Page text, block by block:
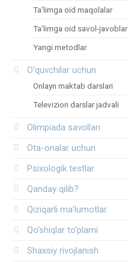
Ta’limga oid maqolalar
Ta’limga oid savol-javoblar
Yangi metodlar
O‘quvchilar uchun
Onlayn maktab darslari
Televizion darslar jadvali
Olimpiada savollari
Ota-onalar uchun
Psixologik testlar
Qanday qilib?
Qiziqarli ma’lumotlar
Qo‘shiqlar to‘plami
Shaxsiy rivojlanish